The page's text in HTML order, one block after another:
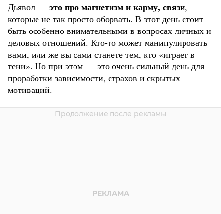
Дьявол — это про магнетизм и карму, связи,
которые не так просто оборвать. В этот день стоит
быть особенно внимательными в вопросах личных и
деловых отношений. Кто-то может манипулировать
вами, или же вы сами станете тем, кто «играет в
тени». Но при этом — это очень сильный день для
проработки зависимости, страхов и скрытых
мотиваций.